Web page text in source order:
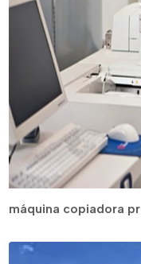
máquina copiadora